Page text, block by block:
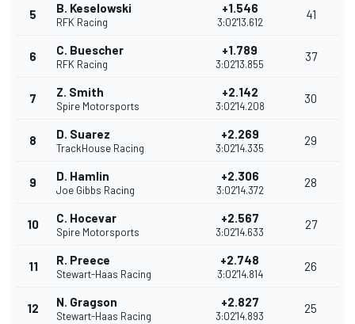
5 B. Keselowski
RFK Racing
+1.546
3:02'13.612
41
6 C. Buescher
RFK Racing
+1.789
3:02'13.855
37
7 Z. Smith
Spire Motorsports
+2.142
3:02'14.208
30
8 D. Suarez
TrackHouse Racing
+2.269
3:02'14.335
29
9 D. Hamlin
Joe Gibbs Racing
+2.306
3:02'14.372
28
10 C. Hocevar
Spire Motorsports
+2.567
3:02'14.633
27
11 R. Preece
Stewart-Haas Racing
+2.748
3:02'14.814
26
12 N. Gragson
Stewart-Haas Racing
+2.827
3:02'14.893
25